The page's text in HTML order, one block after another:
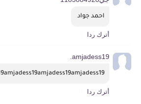
احمد جواد
أترك ردا
amjadess19.
أترك ردا